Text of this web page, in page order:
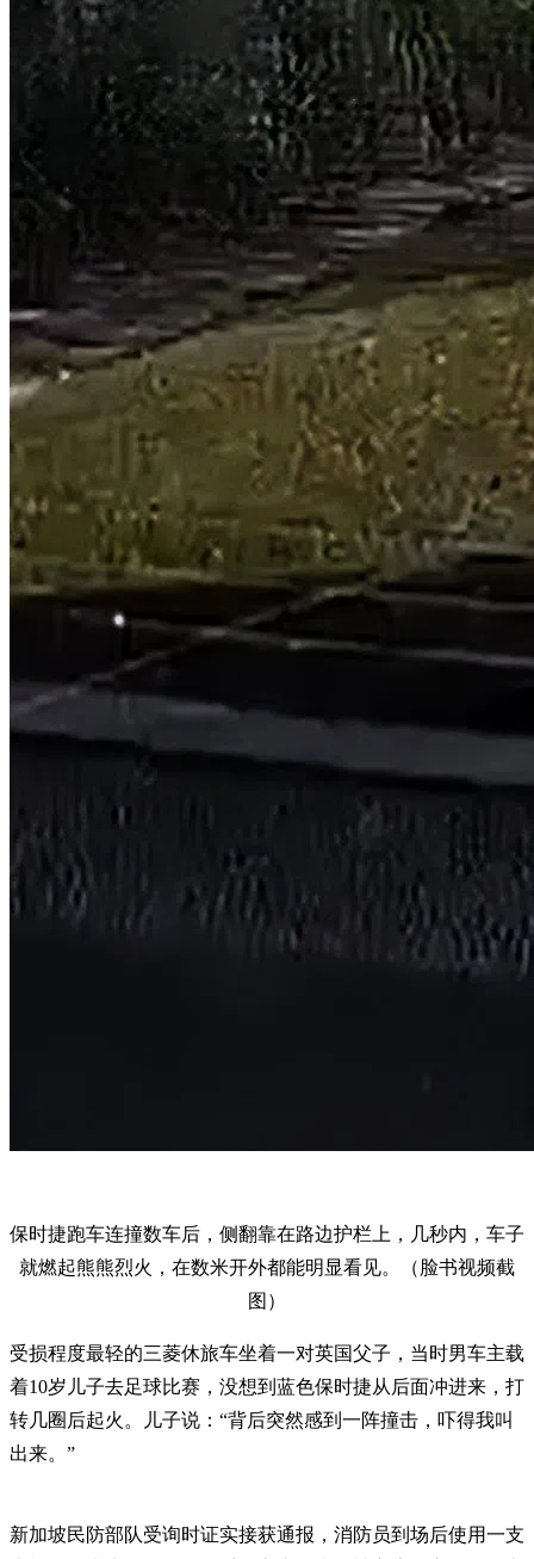
保时捷跑车连撞数车后，侧翻靠在路边护栏上，几秒内，车子
就燃起熊熊烈火，在数米开外都能明显看见。（脸书视频截
图）
受损程度最轻的三菱休旅车坐着一对英国父子，当时男车主载
着10岁儿子去足球比赛，没想到蓝色保时捷从后面冲进来，打
转几圈后起火。儿子说：“背后突然感到一阵撞击，吓得我叫
出来。”
新加坡民防部队受询时证实接获通报，消防员到场后使用一支